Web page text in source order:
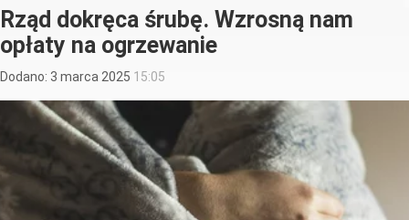
Rząd dokręca śrubę. Wzrosną nam
opłaty na ogrzewanie
Dodano: 3 marca 2025 15:05